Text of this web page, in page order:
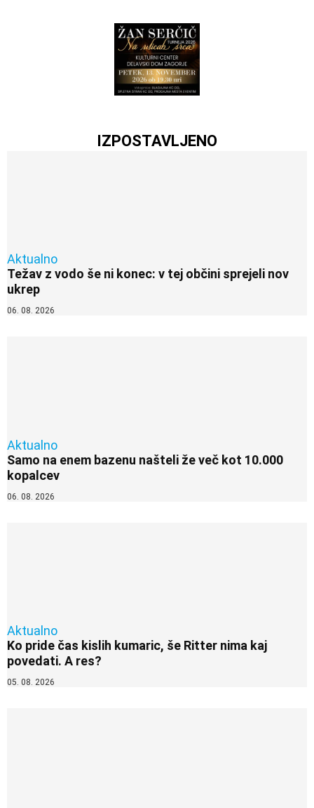
IZPOSTAVLJENO
Aktualno
Težav z vodo še ni konec: v tej občini sprejeli nov
ukrep
06. 08. 2026
Aktualno
Samo na enem bazenu našteli že več kot 10.000
kopalcev
06. 08. 2026
Aktualno
Ko pride čas kislih kumaric, še Ritter nima kaj
povedati. A res?
05. 08. 2026